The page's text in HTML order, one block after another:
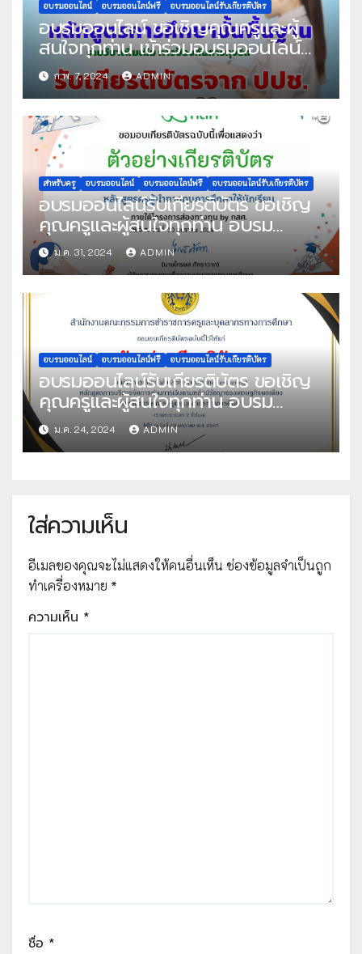
อบรมออนไลน์ อบรมออนไลน์ฟรี อบรมออนไลน์รับเกียรติบัตร
อบรมออนไลน์ ขอเชิญคุณครูและผู้
สนใจทุกท่าน เข้าร่วมอบรมออนไลน์
หลักสูตรต้านทุจริต ศึกษาออนไลน์
รายวิชาเพิ่มเติม การป้องกันการทุจริต
ผ่านเกณฑ์ที่กำหนด รับเกียรติบัตรทาง
E-mail จัดทำโดย สำนักงานคณะ
กรรมการป้องกันและปราบปรามการ
ทุจริตแห่งชาติ (ปปช.)
ก.พ. 7, 2024 ADMIN
สำหรับครู อบรมออนไลน์ อบรมออนไลน์ฟรี อบรมออนไลน์รับเกียรติบัตร
อบรมออนไลน์รับเกียรติบัตร ขอเชิญ
คุณครูและผู้สนใจทุกท่าน อบรม
ออนไลน์ หลักสูตร ครูผู้นำทางทุนการ
ศึกษาให้นักเรียน ภายใต้โครงการส่อง
ทางทุน จัดทำโดย กองทุนเพื่อความ
เสมอภาคทางการศึกษา (กสศ.)
ม.ค. 31, 2024 ADMIN
อบรมออนไลน์ อบรมออนไลน์ฟรี อบรมออนไลน์รับเกียรติบัตร
อบรมออนไลน์รับเกียรติบัตร ขอเชิญ
คุณครูและผู้สนใจทุกท่าน อบรม
ออนไลน์หลักสูตร e-Learning ของ
สำนักงาน ก.ค.ศ. หลักสูตร DPA และ
ครูฉลาดรู้ด้านการเงิน รับเกียรติบัตร
ม.ค. 24, 2024 ADMIN
ใส่ความเห็น
อีเมลของคุณจะไม่แสดงให้คนอื่นเห็น ช่องข้อมูลจำเป็นถูก
ทำเครื่องหมาย *
ความเห็น *
ชื่อ *